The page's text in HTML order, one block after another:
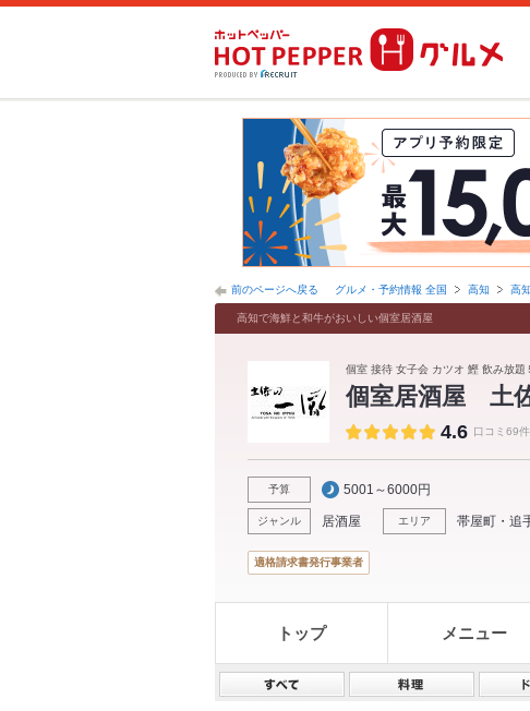
前のページへ戻る グルメ・予約情報 全国 高知 高
高知で海鮮と和牛がおいしい個室居酒屋
個室 接待 女子会 カツオ 鰹 飲み放
個室居酒屋 土
4.6 口コミ69件
予算 5001～6000円
ジャンル 居酒屋 エリア 帯屋町・追
適格請求書発行事業者
トップ メニュー